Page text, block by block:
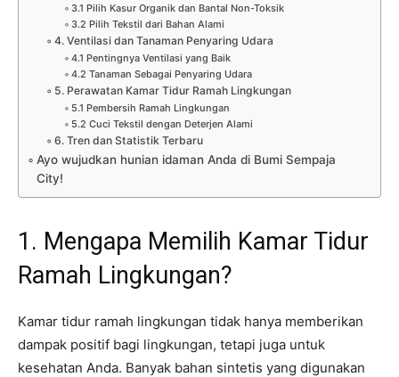
3.1 Pilih Kasur Organik dan Bantal Non-Toksik
3.2 Pilih Tekstil dari Bahan Alami
4. Ventilasi dan Tanaman Penyaring Udara
4.1 Pentingnya Ventilasi yang Baik
4.2 Tanaman Sebagai Penyaring Udara
5. Perawatan Kamar Tidur Ramah Lingkungan
5.1 Pembersih Ramah Lingkungan
5.2 Cuci Tekstil dengan Deterjen Alami
6. Tren dan Statistik Terbaru
Ayo wujudkan hunian idaman Anda di Bumi Sempaja
City!
1. Mengapa Memilih Kamar Tidur
Ramah Lingkungan?
Kamar tidur ramah lingkungan tidak hanya memberikan
dampak positif bagi lingkungan, tetapi juga untuk
kesehatan Anda. Banyak bahan sintetis yang digunakan